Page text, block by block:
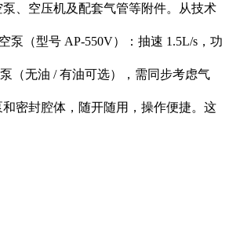
泵 、空压机及配套气管等附件。从技术
泵 （型号 AP-550V）：抽速 1.5L/s，功
（无油 / 有油可选），需同步考虑气
和密封腔体，随开随用，操作便捷。这